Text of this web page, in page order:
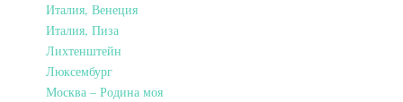
Италия, Венеция
Италия, Пиза
Лихтенштейн
Люксембург
Москва – Родина моя